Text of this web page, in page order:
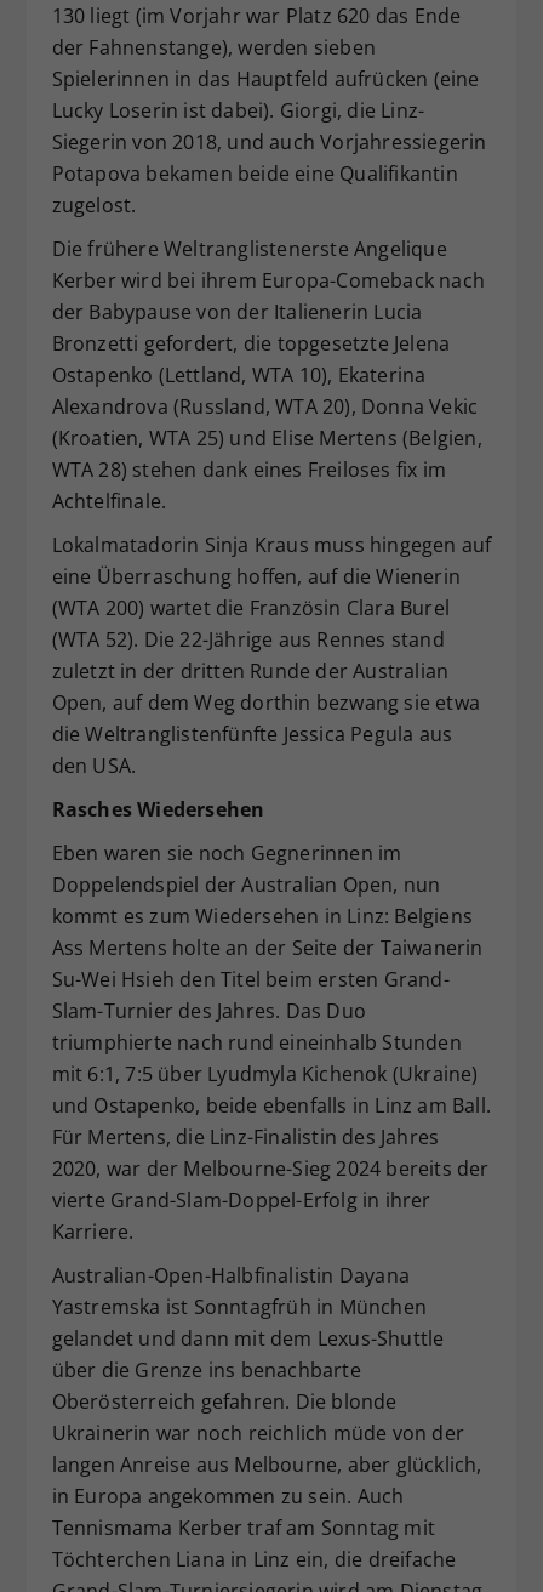
130 liegt (im Vorjahr war Platz 620 das Ende
der Fahnenstange), werden sieben
Spielerinnen in das Hauptfeld aufrücken (eine
Lucky Loserin ist dabei). Giorgi, die Linz-
Siegerin von 2018, und auch Vorjahressiegerin
Potapova bekamen beide eine Qualifikantin
zugelost.
Die frühere Weltranglistenerste Angelique
Kerber wird bei ihrem Europa-Comeback nach
der Babypause von der Italienerin Lucia
Bronzetti gefordert, die topgesetzte Jelena
Ostapenko (Lettland, WTA 10), Ekaterina
Alexandrova (Russland, WTA 20), Donna Vekic
(Kroatien, WTA 25) und Elise Mertens (Belgien,
WTA 28) stehen dank eines Freiloses fix im
Achtelfinale.
Lokalmatadorin Sinja Kraus muss hingegen auf
eine Überraschung hoffen, auf die Wienerin
(WTA 200) wartet die Französin Clara Burel
(WTA 52). Die 22-Jährige aus Rennes stand
zuletzt in der dritten Runde der Australian
Open, auf dem Weg dorthin bezwang sie etwa
die Weltranglistenfünfte Jessica Pegula aus
den USA.
Rasches Wiedersehen
Eben waren sie noch Gegnerinnen im
Doppelendspiel der Australian Open, nun
kommt es zum Wiedersehen in Linz: Belgiens
Ass Mertens holte an der Seite der Taiwanerin
Su-Wei Hsieh den Titel beim ersten Grand-
Slam-Turnier des Jahres. Das Duo
triumphierte nach rund eineinhalb Stunden
mit 6:1, 7:5 über Lyudmyla Kichenok (Ukraine)
und Ostapenko, beide ebenfalls in Linz am Ball.
Für Mertens, die Linz-Finalistin des Jahres
2020, war der Melbourne-Sieg 2024 bereits der
vierte Grand-Slam-Doppel-Erfolg in ihrer
Karriere.
Australian-Open-Halbfinalistin Dayana
Yastremska ist Sonntagfrüh in München
gelandet und dann mit dem Lexus-Shuttle
über die Grenze ins benachbarte
Oberösterreich gefahren. Die blonde
Ukrainerin war noch reichlich müde von der
langen Anreise aus Melbourne, aber glücklich,
in Europa angekommen zu sein. Auch
Tennismama Kerber traf am Sonntag mit
Töchterchen Liana in Linz ein, die dreifache